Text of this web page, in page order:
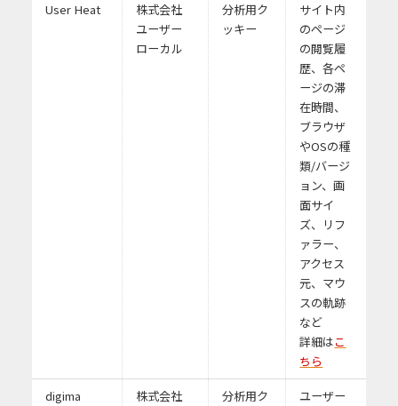
User Heat
株式会社
ユーザー
ローカル
分析用ク
ッキー
サイト内
のページ
の閲覧履
歴、各ペ
ージの滞
在時間、
ブラウザ
やOSの種
類/バージ
ョン、画
面サイ
ズ、リフ
ァラー、
アクセス
元、マウ
スの軌跡
など
詳細はこ
ちら
digima
株式会社
分析用ク
ユーザー